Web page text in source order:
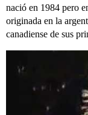
nació en 1984 pero
originada en la
canadiense de sus